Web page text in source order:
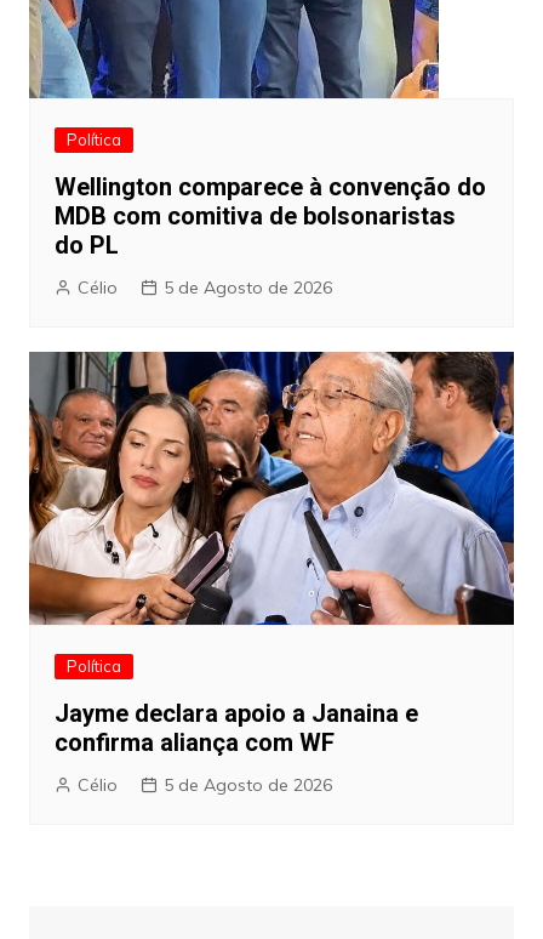
Política
Wellington comparece à convenção do
MDB com comitiva de bolsonaristas
do PL
Célio 5 de Agosto de 2026
Política
Jayme declara apoio a Janaina e
confirma aliança com WF
Célio 5 de Agosto de 2026